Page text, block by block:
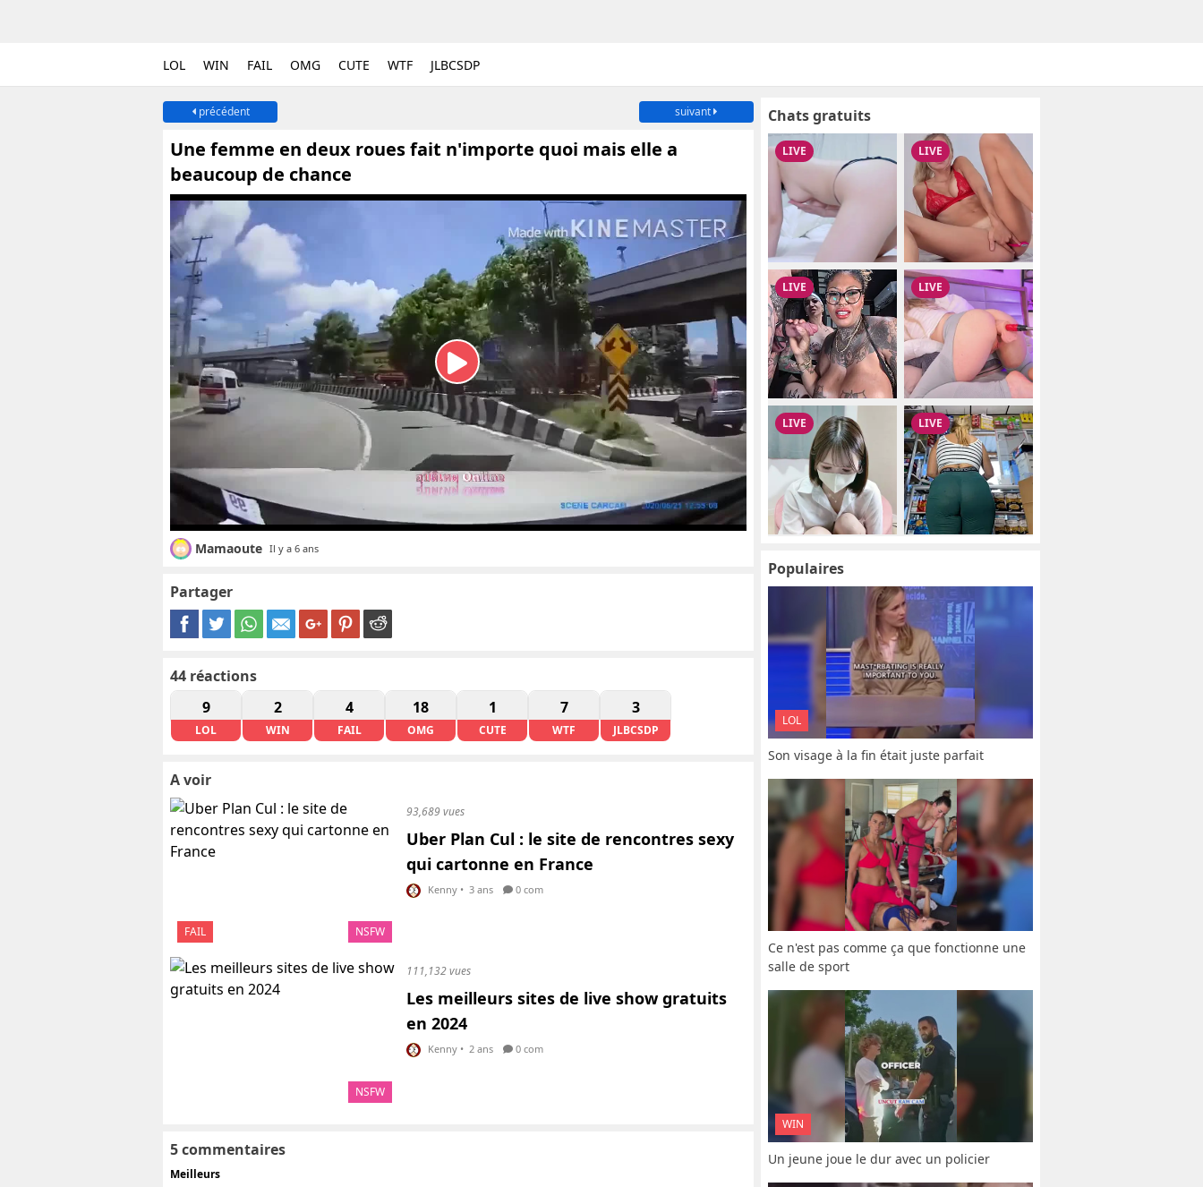
LOL WIN FAIL OMG CUTE WTF JLBCSDP
précédent suivant
Une femme en deux roues fait n'importe quoi mais elle a
beaucoup de chance
Mamaoute Il y a 6 ans
Partager
44 réactions
9
LOL
2
WIN
4
FAIL
18
OMG
1
CUTE
7
WTF
3
JLBCSDP
A voir
FAIL NSFW
93,689 vues
Uber Plan Cul : le site de rencontres sexy
qui cartonne en France
Kenny • 3 ans 0 com
NSFW
111,132 vues
Les meilleurs sites de live show gratuits
en 2024
Kenny • 2 ans 0 com
5 commentaires
Meilleurs
Chats gratuits
Populaires
LOL
Son visage à la fin était juste parfait
Ce n'est pas comme ça que fonctionne une
salle de sport
WIN
Un jeune joue le dur avec un policier